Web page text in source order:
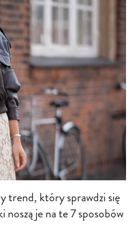
trend, który sprawdzi się
noszą je na te 7 sposobów